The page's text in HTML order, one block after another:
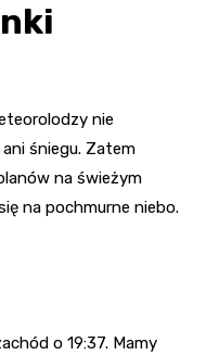
nie
śniegu. Zatem
na świeżym
na pochmurne niebo.
o 19:37. Mamy